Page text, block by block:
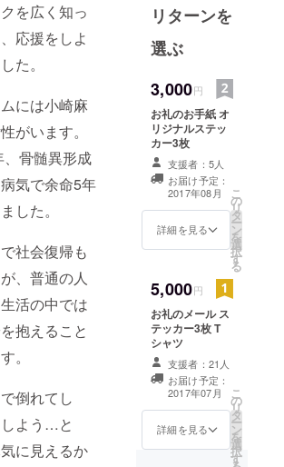
を広く知っ
応援をしよ
た。
には小崎麻
がいます。
骨髄異形成
気で余命5年
した。
社会復帰も
、普通の人
活の中では
抱えること
。
倒れてし
よう…と
に見えるか
リターンを
選ぶ
3,000円
お礼のお手紙 オ
リジナルステッ
カー3枚
支援者：5人
お届け予定：
2017年08月
詳細を見る
こ
の
リ
タ
ー
ン
を
選
択
す
る
5,000円
お礼のメール ス
テッカー3枚 T
シャツ
支援者：21人
お届け予定：
2017年07月
詳細を見る
こ
の
リ
タ
ー
ン
を
選
択
す